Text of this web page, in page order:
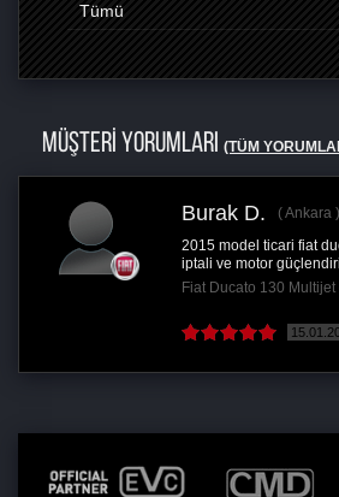
Tümü
MÜŞTERİ YORUMLARI (TÜM
Ankara
ticari fiat ducato aracıma partikül
motor güçlendirici yazılım yaptırdım...
130 Multijet - 130Hp @180 Hp
( Devamını oku )